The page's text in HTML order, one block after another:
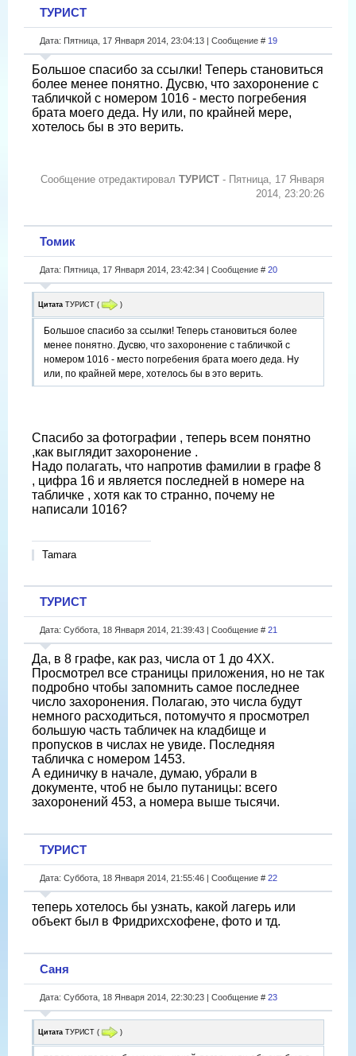
ТУРИСТ
Дата: Пятница, 17 Января 2014, 23:04:13 | Сообщение # 19
Большое спасибо за ссылки! Теперь становиться
более менее понятно. Дусвю, что захоронение с
табличкой с номером 1016 - место погребения
брата моего деда. Ну или, по крайней мере,
хотелось бы в это верить.
Сообщение отредактировал ТУРИСТ - Пятница, 17 Января
2014, 23:20:26
Томик
Дата: Пятница, 17 Января 2014, 23:42:34 | Сообщение # 20
Цитата ТУРИСТ ( )
Большое спасибо за ссылки! Теперь становиться более
менее понятно. Дусвю, что захоронение с табличкой с
номером 1016 - место погребения брата моего деда. Ну
или, по крайней мере, хотелось бы в это верить.
Спасибо за фотографии , теперь всем понятно
,как выглядит захоронение .
Надо полагать, что напротив фамилии в графе 8
, цифра 16 и является последней в номере на
табличке , хотя как то странно, почему не
написали 1016?
Tamara
ТУРИСТ
Дата: Суббота, 18 Января 2014, 21:39:43 | Сообщение # 21
Да, в 8 графе, как раз, числа от 1 до 4ХХ.
Просмотрел все страницы приложения, но не так
подробно чтобы запомнить самое последнее
число захоронения. Полагаю, это числа будут
немного расходиться, потомучто я просмотрел
большую часть табличек на кладбище и
пропусков в числах не увиде. Последняя
табличка с номером 1453.
А единичку в начале, думаю, убрали в
документе, чтоб не было путаницы: всего
захоронений 453, а номера выше тысячи.
ТУРИСТ
Дата: Суббота, 18 Января 2014, 21:55:46 | Сообщение # 22
теперь хотелось бы узнать, какой лагерь или
объект был в Фридрихсхофене, фото и тд.
Саня
Дата: Суббота, 18 Января 2014, 22:30:23 | Сообщение # 23
Цитата ТУРИСТ ( )